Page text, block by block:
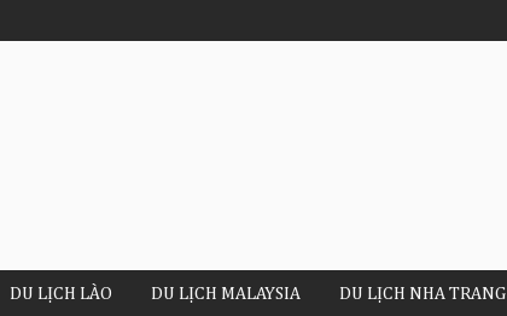
DU LỊCH LÀO DU LỊCH MALAYSIA DU LỊCH NHA TRANG